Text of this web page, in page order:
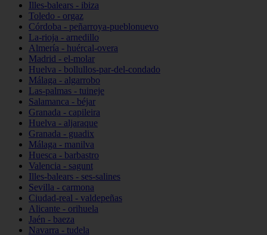
Illes-balears - ibiza
Toledo - orgaz
Córdoba - peñarroya-pueblonuevo
La-rioja - arnedillo
Almería - huércal-overa
Madrid - el-molar
Huelva - bollullos-par-del-condado
Málaga - algarrobo
Las-palmas - tuineje
Salamanca - béjar
Granada - capileira
Huelva - aljaraque
Granada - guadix
Málaga - manilva
Huesca - barbastro
Valencia - sagunt
Illes-balears - ses-salines
Sevilla - carmona
Ciudad-real - valdepeñas
Alicante - orihuela
Jaén - baeza
Navarra - tudela